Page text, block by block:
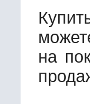
на